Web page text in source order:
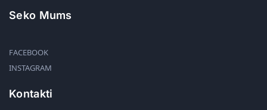
Seko Mums
FACEBOOK
INSTAGRAM
Kontakti